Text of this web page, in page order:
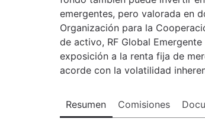
emergentes, pero valorada en
Organización para la
de activo, RF Global
exposición a la renta fija de
acorde con la volatilidad
Resumen Comisiones